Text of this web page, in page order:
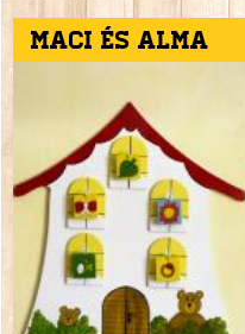
Maci és alma